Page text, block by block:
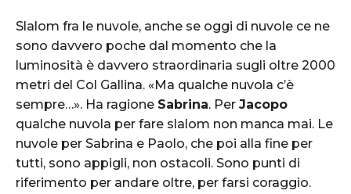
Slalom fra le nuvole, anche se oggi di nuvole ce ne
sono davvero poche dal momento che la
luminosità è davvero straordinaria sugli oltre 2000
metri del Col Gallina. «Ma qualche nuvola c’è
sempre…». Ha ragione Sabrina. Per Jacopo
qualche nuvola per fare slalom non manca mai. Le
nuvole per Sabrina e Paolo, che poi alla fine per
tutti, sono appigli, non ostacoli. Sono punti di
riferimento per andare oltre, per farsi coraggio.